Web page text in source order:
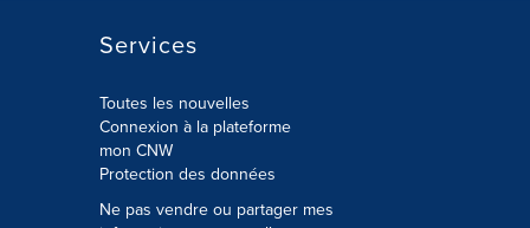
Services
Toutes les nouvelles
Connexion à la plateforme
mon CNW
Protection des données
Ne pas vendre ou partager mes